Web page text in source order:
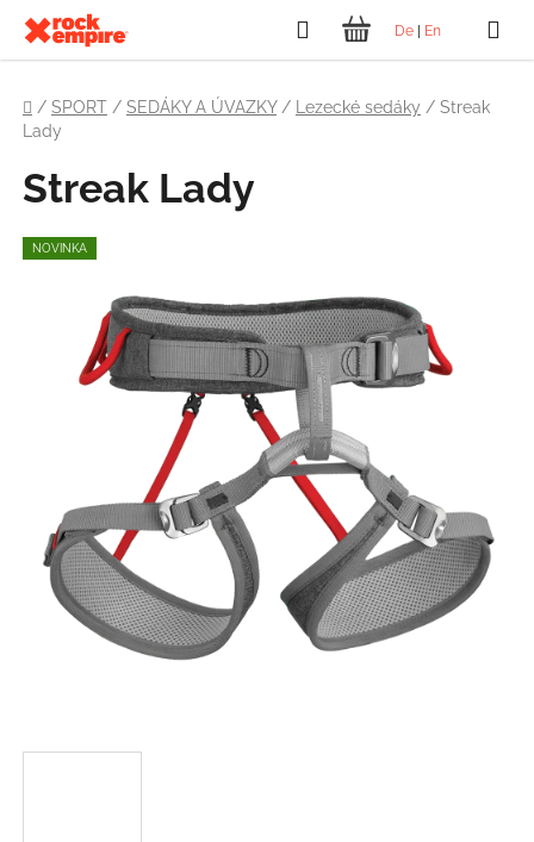
obsah
De En
Hledat
NÁKUPNÍ
KOŠÍK
Domů
/ SPORT / SEDÁKY A ÚVAZKY / Lezecké sedáky / Streak
Lady
Streak Lady
NOVINKA